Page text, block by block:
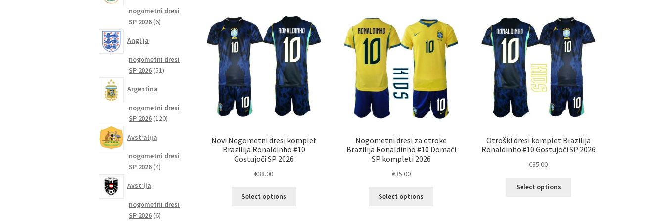
Novi Nogometni dresi komplet
Brazilija Ronaldinho #10
Gostujoči SP 2026
€38.00
Select options
Nogometni dresi za otroke
Brazilija Ronaldinho #10 Domači
SP kompleti 2026
€35.00
Select options
Otroški dresi komplet Brazilija
Ronaldinho #10 Gostujoči SP 2026
€35.00
Select options
nogometni dresi
SP 2026 66
Anglija
nogometni dresi
SP 2026 5151
Argentina
nogometni dresi
SP 2026 120120
Avstralija
nogometni dresi
SP 2026 44
Avstrija
nogometni dresi
SP 2026 66